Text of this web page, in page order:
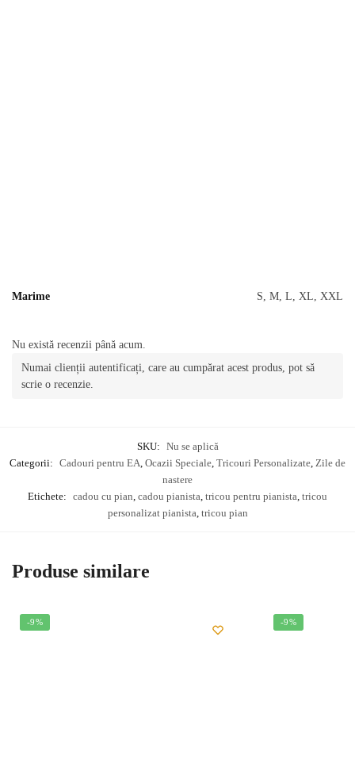
Marime S, M, L, XL, XXL
Nu există recenzii până acum.
Numai clienții autentificați, care au cumpărat acest produs, pot să
scrie o recenzie.
SKU: Nu se aplică
Categorii: Cadouri pentru EA, Ocazii Speciale, Tricouri Personalizate, Zile de
nastere
Etichete: cadou cu pian, cadou pianista, tricou pentru pianista, tricou
personalizat pianista, tricou pian
Produse similare
-9% -9%